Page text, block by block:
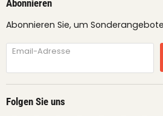
Abonnieren
Abonnieren Sie, um
Email-Adresse
Folgen Sie uns